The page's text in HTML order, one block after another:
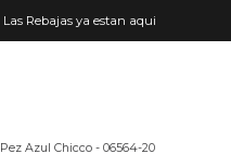
Las Rebajas ya estan aqui
Azul Chicco - 06564-20